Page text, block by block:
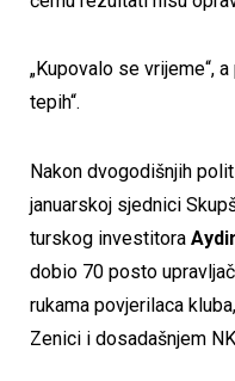
„Kupovalo se vrijeme“,
tepih“.
Nakon dvogodišnjih
januarskoj sjednici
turskog investitora
dobio 70 posto
rukama povjerilaca
Zenici i dosadašnjem